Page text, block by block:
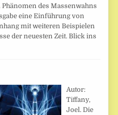
des Massenwahns
eine Einführung von
mit weiteren Beispielen
der neuesten Zeit. Blick ins
Autor:
Tiffany,
Joel. Die